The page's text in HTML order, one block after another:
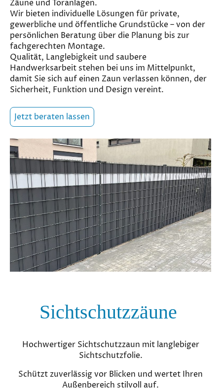
Zäune und Toranlagen.
Wir bieten individuelle Lösungen für private,
gewerbliche und öffentliche Grundstücke – von der
persönlichen Beratung über die Planung bis zur
fachgerechten Montage.
Qualität, Langlebigkeit und saubere
Handwerksarbeit stehen bei uns im Mittelpunkt,
damit Sie sich auf einen Zaun verlassen können, der
Sicherheit, Funktion und Design vereint.
Jetzt beraten lassen
Sichtschutzzäune
Hochwertiger Sichtschutzzaun mit langlebiger
Sichtschutzfolie.
Schützt zuverlässig vor Blicken und wertet Ihren
Außenbereich stilvoll auf.